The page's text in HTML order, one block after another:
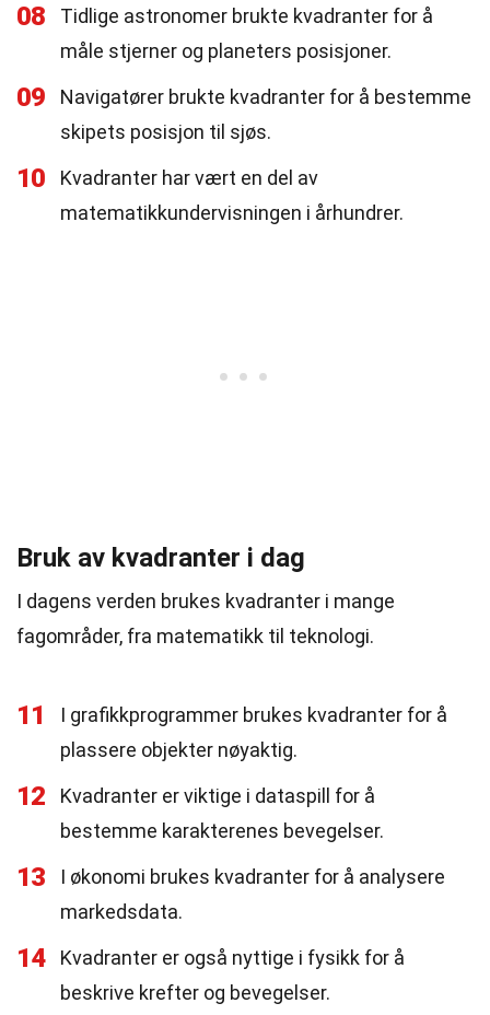
08
Tidlige astronomer brukte kvadranter for å
måle stjerner og planeters posisjoner.
09
Navigatører brukte kvadranter for å bestemme
skipets posisjon til sjøs.
10
Kvadranter har vært en del av
matematikkundervisningen i århundrer.
Bruk av kvadranter i dag
I dagens verden brukes kvadranter i mange
fagområder, fra matematikk til teknologi.
11
I grafikkprogrammer brukes kvadranter for å
plassere objekter nøyaktig.
12
Kvadranter er viktige i dataspill for å
bestemme karakterenes bevegelser.
13
I økonomi brukes kvadranter for å analysere
markedsdata.
14
Kvadranter er også nyttige i fysikk for å
beskrive krefter og bevegelser.